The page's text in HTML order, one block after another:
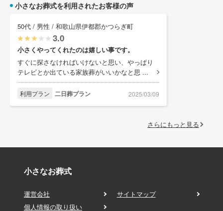
小さなお葬式を利用されたお客様の声
50代 / 男性 / 和歌山県伊都郡かつらぎ町
3.0
小さくやってくれたのは嬉しい事です。
すぐに探さなければいけないと思い、やっぱり
テレビとか出ている家族葬がいいかなと思 ...
利用プラン 二日葬プラン 2025/03/09
さらにもっと見る
小さなお葬式
運営会社
サイトマップ
個人情報の取り扱い